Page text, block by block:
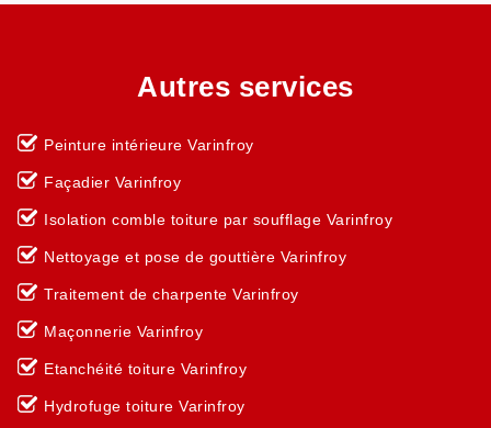
Autres services
Peinture intérieure Varinfroy
Façadier Varinfroy
Isolation comble toiture par soufflage Varinfroy
Nettoyage et pose de gouttière Varinfroy
Traitement de charpente Varinfroy
Maçonnerie Varinfroy
Etanchéité toiture Varinfroy
Hydrofuge toiture Varinfroy